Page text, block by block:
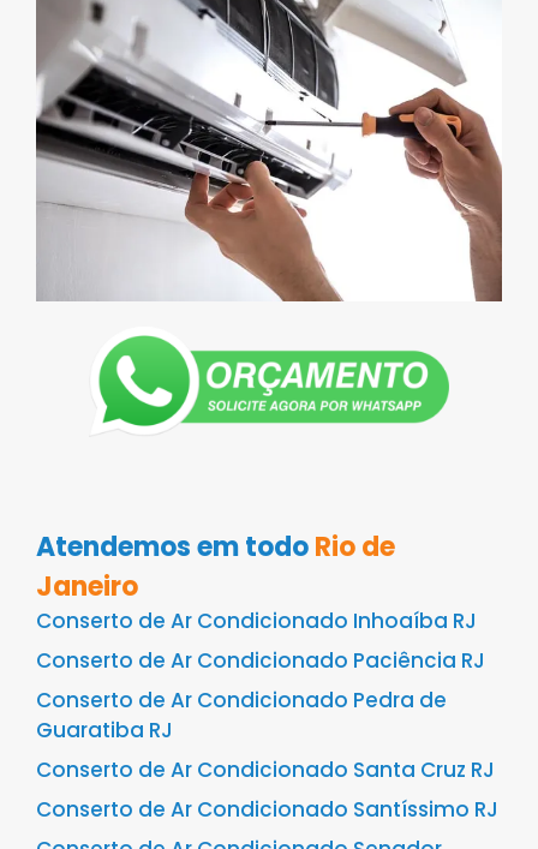
Atendemos em todoRio de
Janeiro
Conserto de Ar Condicionado Inhoaíba RJ
Conserto de Ar Condicionado Paciência RJ
Conserto de Ar Condicionado Pedra de
Guaratiba RJ
Conserto de Ar Condicionado Santa Cruz RJ
Conserto de Ar Condicionado Santíssimo RJ